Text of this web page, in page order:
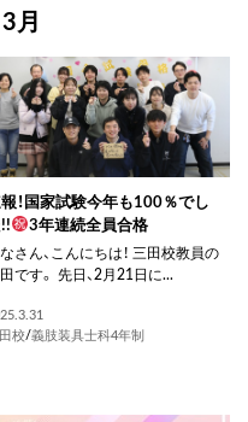
月
！国家試験今年も100％でし
3年連続全員合格
さん、こんにちは！ 三田校教員の
です。 先日、2月21日に...
校/義肢装具士科4年制